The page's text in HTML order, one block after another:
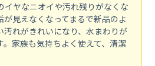
イヤなニオイや汚れ残りがなくな
が見えなくなってまるで新品のよ
汚れがきれいになり、水まわりが
家族も気持ちよく使えて、清潔